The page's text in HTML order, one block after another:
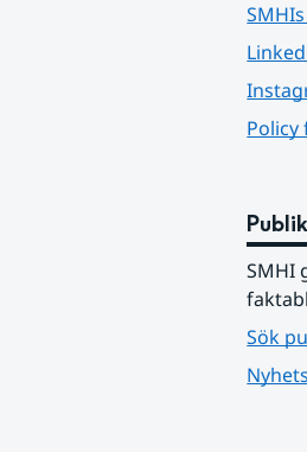
Policy
SMHI
Sök